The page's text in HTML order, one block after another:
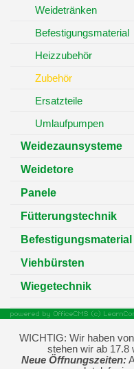
Weidetränken
Befestigungsmaterial
Heizzubehör
Zubehör
Ersatzteile
Umlaufpumpen
Weidezaunsysteme
Weidetore
Panele
Fütterungstechnik
Viehbürsten
Wiegetechnik
WICHTIG: Wir haben
stehen wir ab 17.8
Neue Öffnungszeiten: